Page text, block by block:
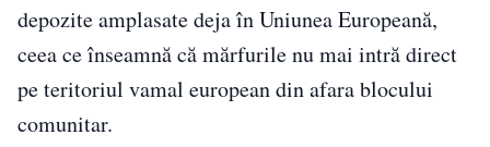
depozite amplasate deja în Uniunea Europeană,
ceea ce înseamnă că mărfurile nu mai intră direct
pe teritoriul vamal european din afara blocului
comunitar.